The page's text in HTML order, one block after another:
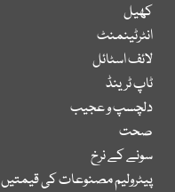
کھیل
انٹرٹینمنٹ
لائف اسٹائل
ٹاپ ٹرینڈ
دلچسپ و عجیب
صحت
سونے کے نرخ
پیٹرولیم مصنوعات کی قیمتیں